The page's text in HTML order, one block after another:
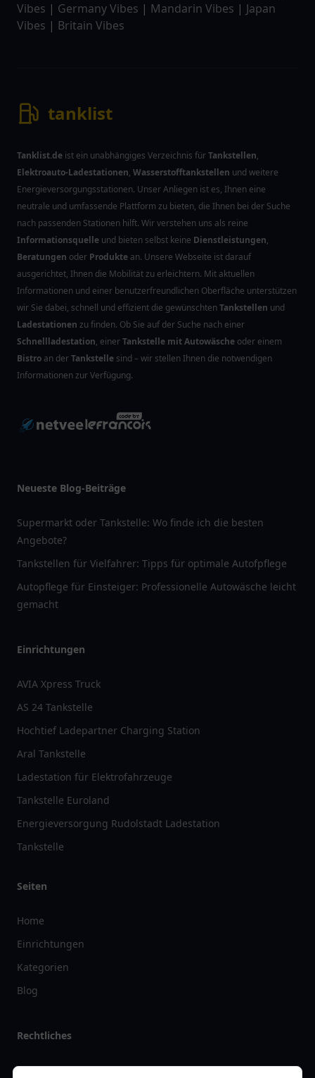
Vibes | Germany Vibes | Mandarin Vibes | Japan
Vibes | Britain Vibes
tanklist
Tanklist.de ist ein unabhängiges Verzeichnis fürTankstellen,
Elektroauto-Ladestationen, Wasserstofftankstellen und weitere
Energieversorgungsstationen. Unser Anliegen ist es, Ihnen eine
neutrale und umfassende Plattform zu bieten, die Ihnen bei der Suche
nach passenden Stationen hilft. Wir verstehen uns als reine
Informationsquelle und bieten selbst keine Dienstleistungen,
Beratungen oder Produkte an. Unsere Webseite ist darauf
ausgerichtet, Ihnen die Mobilität zu erleichtern. Mit aktuellen
Informationen und einer benutzerfreundlichen Oberfläche unterstützen
wir Sie dabei, schnell und effizient die gewünschtenTankstellen und
Ladestationen zu finden. Ob Sie auf der Suche nach einer
Schnellladestation, einerTankstelle mit Autowäsche oder einem
Bistro an derTankstelle sind – wir stellen Ihnen die notwendigen
Informationen zur Verfügung.
Neueste Blog-Beiträge
Supermarkt oder Tankstelle: Wo finde ich die besten
Angebote?
Tankstellen für Vielfahrer: Tipps für optimale Autofpflege
Autopflege für Einsteiger: Professionelle Autowäsche leicht
gemacht
Einrichtungen
AVIA Xpress Truck
AS 24 Tankstelle
Hochtief Ladepartner Charging Station
Aral Tankstelle
Ladestation für Elektrofahrzeuge
Tankstelle Euroland
Energieversorgung Rudolstadt Ladestation
Tankstelle
Seiten
Home
Einrichtungen
Kategorien
Blog
Rechtliches
Impressum